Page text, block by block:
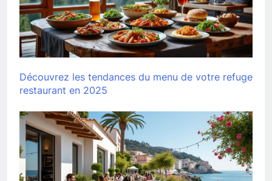
Découvrez les tendances du menu de votre refuge
restaurant en 2025